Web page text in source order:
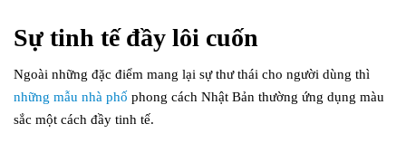
Sự tinh tế đầy lôi cuốn
Ngoài những đặc điểm mang lại sự thư thái cho người dùng thì
những mẫu nhà phố phong cách Nhật Bản thường ứng dụng màu
sắc một cách đầy tinh tế.